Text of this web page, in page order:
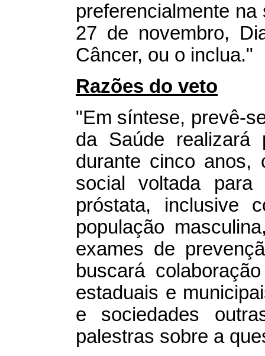
preferencialmente
27 de novembro,
Câncer, ou o inclua."
Razões do veto
"Em síntese, prevê-
da Saúde
durante cinco anos,
social voltada
próstata, inclusive
população
exames de
buscará
estaduais e
e sociedades
palestras sobre a